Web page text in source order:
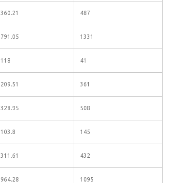
360.21 487
791.05 1331
118 41
209.51 361
328.95 508
103.8 145
311.61 432
964.28 1095